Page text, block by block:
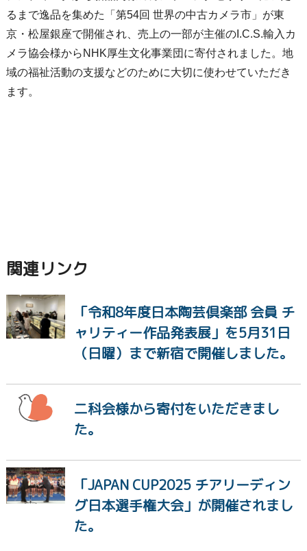
るまで逸品を集めた「第54回 世界の中古カメラ市」が東
京・松屋銀座で開催され、売上の一部が主催のI.C.S.輸入カ
メラ協会様からNHK厚生文化事業団に寄付されました。地
域の福祉活動の支援などのために大切に使わせていただき
ます。
関連リンク
「令和8年度日本陶芸倶楽部 会員 チ
ャリティー作品発表展」を5月31日
（日曜）まで新宿で開催しました。
二科会様から寄付をいただきまし
た。
「JAPAN CUP2025 チアリーディン
グ日本選手権大会」が開催されまし
た。